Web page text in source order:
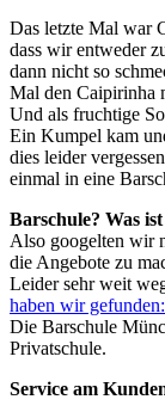
Das letzte Mal war
dass wir entweder
dann nicht so
Mal den Caipirinha
Und als fruchtige
Ein Kumpel kam
dies leider
einmal in eine
Barschule? Was
Also googelten wir
die Angebote zu
Leider sehr weit
haben wir
Die Barschule
Privatschule.
Service am